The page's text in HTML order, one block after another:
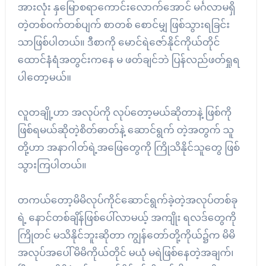
အားလုံး နှမြောစရာကောင်းလောက်အောင် မင်္ဂလာမရှိ
တဲ့တစ်ဝက်တစ်ပျက် စာတစ် စောင်မျှ ဖြစ်သွားရခြင်း
သာဖြစ်ပါတယ်။ ဒီစာကို မောင်ရဲဇော်နိုင်ကိုယ်တိုင်
ထောင်နံရံအတွင်းကနေ မ ဖတ်ချင်ဘဲ ပြန်လည်ဖတ်ရှုရ
ပါတော့မယ်။
လူတချို့ဟာ အလုပ်ကို လုပ်တော့မယ်ဆိုတာနဲ့ ဖြစ်ကို
ဖြစ်ရမယ်ဆိုတဲ့စိတ်ဓာတ်နဲ့ ဆောင်ရွက် တဲ့အတွက် သူ
တို့ဟာ အနာဂါတ်ရဲ့အဖြေတွေကို ကြိုသိနိုင်သူတွေ ဖြစ်
သွားကြပါတယ်။
တကယ်တော့မိမိလုပ်ကိုင်ဆောင်ရွက်ခဲ့တဲ့အလုပ်တစ်ခု
ရဲ့ နောင်တစ်ချိန်ဖြစ်ပေါ်လာမယ့် အကျိုး ရလဒ်တွေကို
ကြိုတင် မသိနိုင်ဘူးဆိုတာ ကျွန်တော်တို့ကိုယ်၌က မိမိ
အလုပ်အပေါ်မိမိကိုယ်တိုင် မယုံ မရဲဖြစ်နေတဲ့အချက်၊